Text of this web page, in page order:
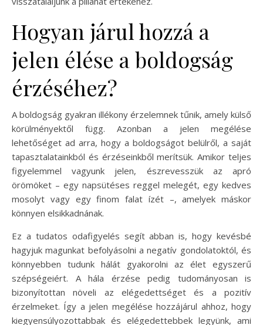
Hogyan járul hozzá a
jelen élése a boldogság
érzéséhez?
A boldogság gyakran illékony érzelemnek tűnik, amely külső
körülményektől függ. Azonban a jelen megélése
lehetőséget ad arra, hogy a boldogságot belülről, a saját
tapasztalatainkból és érzéseinkből merítsük. Amikor teljes
figyelemmel vagyunk jelen, észrevesszük az apró
örömöket – egy napsütéses reggel melegét, egy kedves
mosolyt vagy egy finom falat ízét –, amelyek máskor
könnyen elsikkadnának.
Ez a tudatos odafigyelés segít abban is, hogy kevésbé
hagyjuk magunkat befolyásolni a negatív gondolatoktól, és
könnyebben tudunk hálát gyakorolni az élet egyszerű
szépségeiért. A hála érzése pedig tudományosan is
bizonyítottan növeli az elégedettséget és a pozitív
érzelmeket. Így a jelen megélése hozzájárul ahhoz, hogy
kiegyensúlyozottabbak és elégedettebbek legyünk, ami